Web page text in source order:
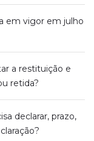
em vigor em julho
a restituição e
retida?
declarar, prazo,